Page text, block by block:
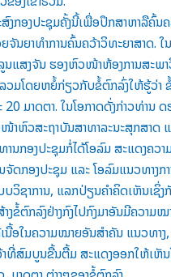
ງປະຊຸມຄັ້ງນີ້ເພື່ອປຶກສາຫາລືຄົ້ນຄວ້
ຈັນຍາທຳການຄົ້ນຄວ້າວິທະຍາສາດ.
ແສງຈັນ ຮອງຫົວໜ້າຫ້ອງການສະພາ
ລວມໂດຍຫຍໍ້ກ່ຽວກັບຂໍ້ຕົກລົ່ງໃຫ້ຮູ້ວ່າ
ມາດຕາ. ໃນໂອກາດດັ່ງກ່າວທ່ານ
ຫົວສະຖາບັນສາທາລະນະສຸກສາດ
ນກອງປະຊຸມກໍ່ໄດ້ໂອລົມ ສະແດງຄວາ
ຈັດກອງປະຊຸມ ແລະ ໂອລົມແນວທາງກ
ວິຊາການ, ແລກປ່ຽນຄຳຄິດເຫັນເຊິ່
ຂໍ້ຕົກລົງຢ່າງກົງໄປກົງມາອັນມີຄວາ
ນື້ອໃນຄວາມໝາຍອັນສຳຄັນ ແນວທາ
ທີ່ສົມບູນຂື້ນຕື້ມ ສະແດງອອກໃຫ້ເຫັນ